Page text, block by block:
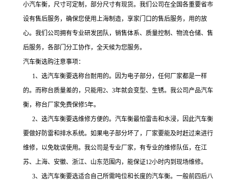
小汽车衡，尺寸可定制，部分尺寸有现货。我们公司在全国各重要省市
设有售后服务，确保您使用上海制造，享家门口的售后服务， 用的放
心。我们公司拥有专业研发团队，销售体系、质量控制、物流仓储、售
后服务，各部门分工协作，全天候为您服务。
汽车衡选购注意事项：
1、选汽车衡要选称台耐用的。因为电子部分，任何厂家都是一样
的。而称台质量差的，只能用2、3年就会变型、生锈。我公司产品汽车
衡，称台厂家免费保修5年。
2、选汽车衡要选维修方便的。汽车衡最怕雷击和水浸，因此汽车衡
要做好防雷和排水系统。如果电子部分坏了，厂家要能及时赶过来进行
维修，以免耽误使用。我公司是专业厂家，有专业的维修队伍，在江
苏、上海、安徽、浙江、山东范围内，能保证12小时内到现场维修。
3、选汽车衡要选适合自己所需吨位和长度的汽车衡。一般前四后八